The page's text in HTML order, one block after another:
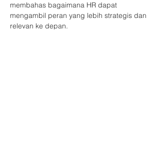
membahas bagaimana HR dapat
mengambil peran yang lebih strategis dan
relevan ke depan.